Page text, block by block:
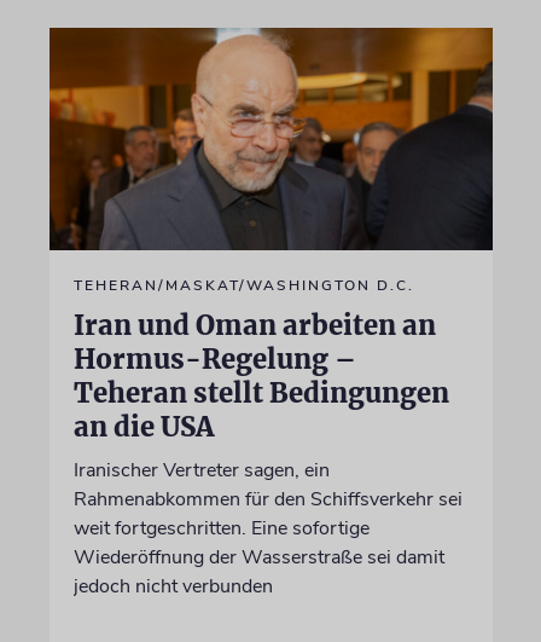
TEHERAN/MASKAT/WASHINGTON D.C.
Iran und Oman arbeiten an
Hormus-Regelung –
Teheran stellt Bedingungen
an die USA
Iranischer Vertreter sagen, ein
Rahmenabkommen für den Schiffsverkehr sei
weit fortgeschritten. Eine sofortige
Wiederöffnung der Wasserstraße sei damit
jedoch nicht verbunden